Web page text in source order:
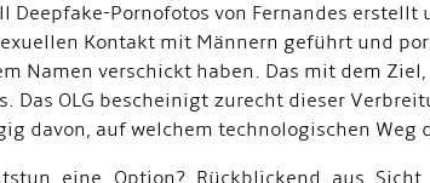
Deepfake-Pornofotos von Fernandes
Kontakt mit Männern geführt und
Namen verschickt haben. Das mit dem
Das OLG bescheinigt zurecht dieser
davon, auf welchem technologischen Weg
eine Option? Rückblickend aus